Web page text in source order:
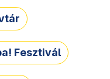
Fesztivál